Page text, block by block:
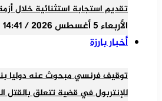
تقديم استجابة استثنائية خلال
الأربعاء 5 أغسطس 2026 / 14:41
أخبار بارزة
توقيف فرنسي مبحوث عنه دوليا
للإنتربول في قضية تتعلق بالقتل